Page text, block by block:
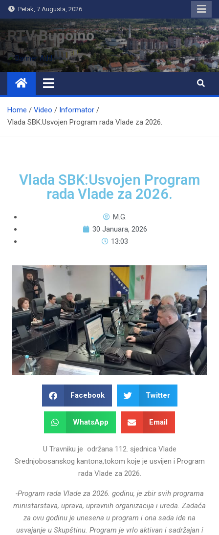
Petak, 7 Augusta, 2026
RTV Bugojno
Home Video
Informator
Vlada SBK:Usvojen Program rada Vlade za 2026.
Vlada SBK:Usvojen Program
rada Vlade za 2026.
M.G.
30 Januara, 2026
13:03
Facebook Twitter
WhatsApp Email
U Travniku je održana 112. sjednica Vlade
Srednjobosanskog kantona,tokom koje je usvijen i Program
rada Vlade za 2026.
-Program rada Vlade za 2026. godinu, je zbir svih programa
ministarstava, uprava, upravnih organizacija i ureda. Zadaća
za ovu godinu je unesena u program i ona sada ide na
usvajanje u Skupštinu. Program je vrlo aktivan i sadržajan i